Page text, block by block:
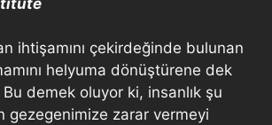
ihtişamını çekirdeğinde bulunan
helyuma dönüştürene dek
demek oluyor ki, insanlık şu
gezegenimize zarar vermeyi